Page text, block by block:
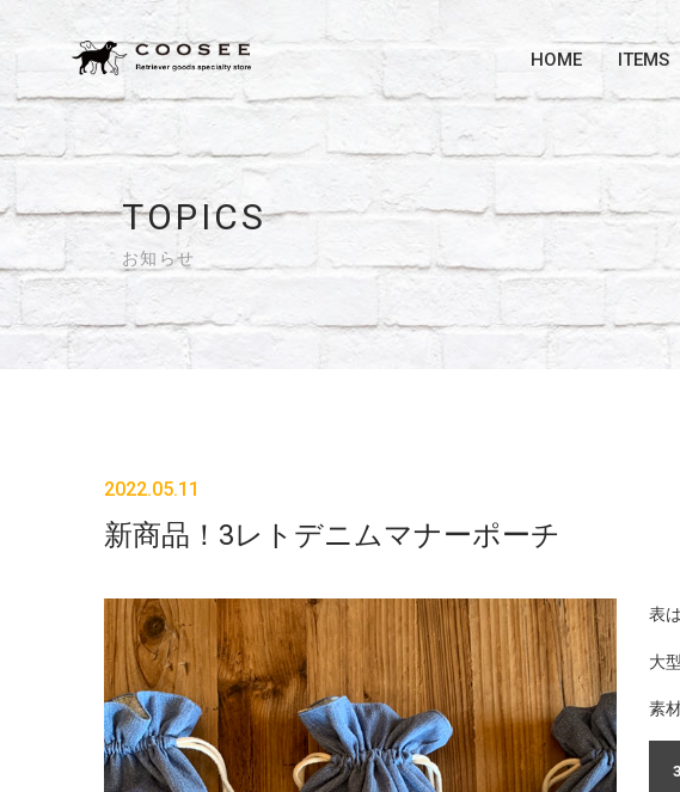
HOME ITEMS
TOPICS
お知らせ
2022.05.11
新商品！3レトデニムマナーポーチ
表
大
素